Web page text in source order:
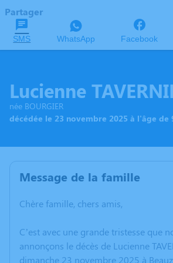
Partager
SMS WhatsApp Facebook
Lucienne
née BOURGIER
décédée le 23 novembre 2025 à l'âge de
Message de la famille
Chère famille, chers amis,
C’est avec une grande tristesse que
annonçons le décès de Lucienne
dimanche 23 novembre 2025 à